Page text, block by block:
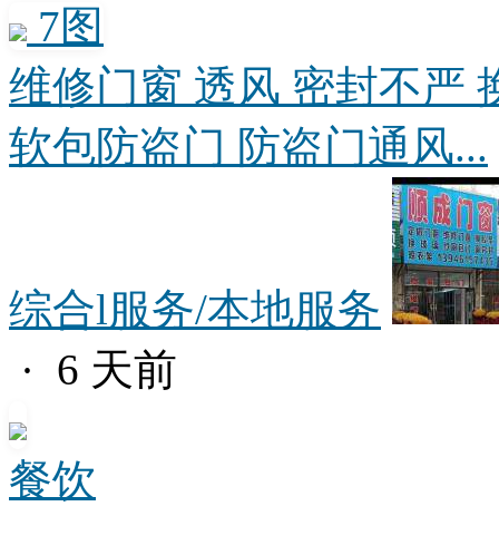
7图
维修门窗 透风 密封不严
软包防盗门 防盗门通风...
综合l服务/本地服务
· 6 天前
餐饮